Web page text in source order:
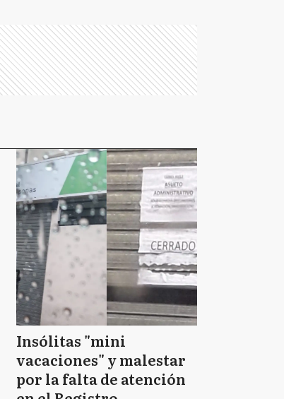
Insólitas "mini
vacaciones" y malestar
por la falta de atención